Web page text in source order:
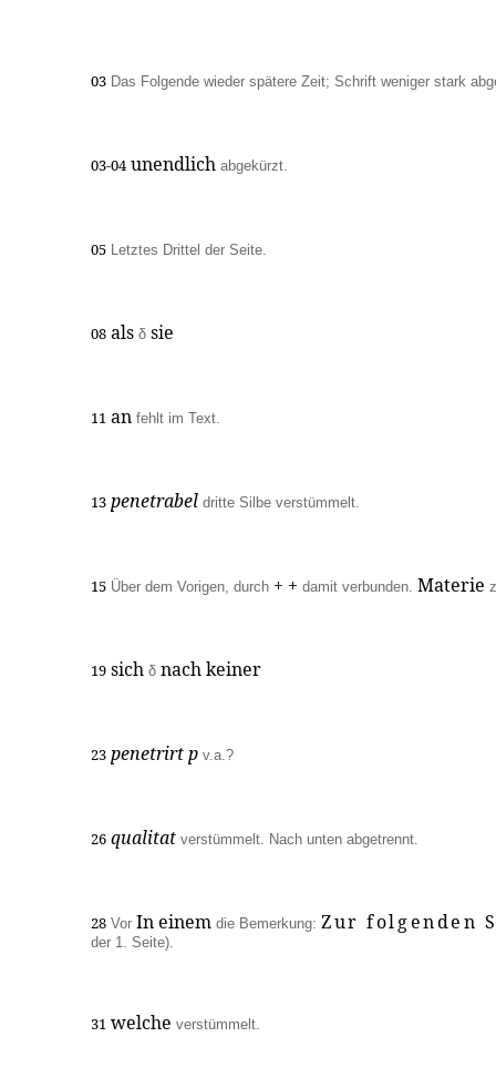
03 Das Folgende wieder spätere Zeit; Schrift weniger stark
03-04 unendlich abgekürzt.
05 Letztes Drittel der Seite.
08 als δ sie
11 an fehlt im Text.
13 penetrabel dritte Silbe verstümmelt.
15 Über dem Vorigen, durch + + damit verbunden. Materie
19 sich δ nach keiner
23 penetrirt p v.a.?
26 qualitat verstümmelt. Nach unten abgetrennt.
28 Vor In einem die Bemerkung: Zur folgenden
der 1. Seite).
31 welche verstümmelt.